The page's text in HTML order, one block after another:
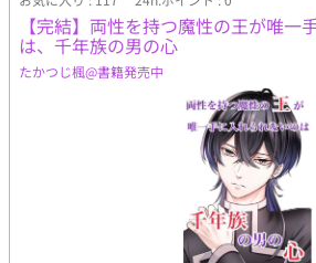
利』に関する悪質なデマが出回り始めて
般大学生×外面イケメンの天然若手俳優
ーンは17、18話です。 十二月に完結しま
大賞エントリー作品。 ＊表紙は、かんた
【完結】両性を持つ魔性の王が唯一
は、千年族の男の心
たかつじ楓@書籍発売中